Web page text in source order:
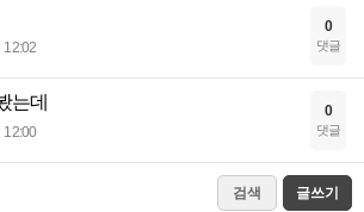
12:02
0
댓글
는데
12:00
0
댓글
검색 글쓰기